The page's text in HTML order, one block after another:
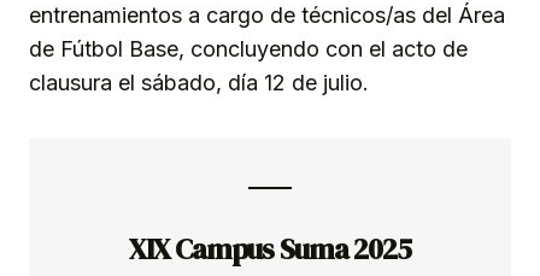
entrenamientos a cargo de técnicos/as del Área
de Fútbol Base, concluyendo con el acto de
clausura el sábado, día 12 de julio.
XIX Campus Suma 2025